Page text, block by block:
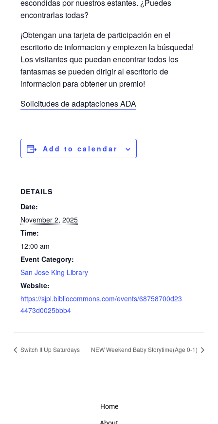
escondidas por nuestros estantes. ¿Puedes
encontrarlas todas?
¡Obtengan una tarjeta de participación en el
escritorio de informacion y empiezen la búsqueda!
Los visitantes que puedan encontrar todos los
fantasmas se pueden dirigir al escritorio de
informacion para obtener un premio!
Solicitudes de adaptaciones ADA
Add to calendar
DETAILS
Date:
November 2, 2025
Time:
12:00 am
Event Category:
San Jose King Library
Website:
https://sjpl.bibliocommons.com/events/68758700d23
4473d0025bbb4
Switch It Up Saturdays NEW Weekend Baby Storytime(Age 0-1)
Home